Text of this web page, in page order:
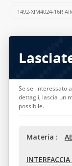
1492-XIM4024-16R
Se sei interessato
dettagli, lascia un
possibile.
Materia :
INTERFACCIA